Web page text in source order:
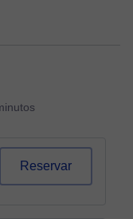
Reservar